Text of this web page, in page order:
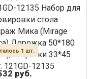
1 шт.
руб.